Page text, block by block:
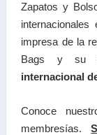
Zapatos y
impresa de la
Bags y su
internacional
Conoce
membresías.